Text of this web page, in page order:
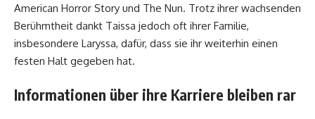
American Horror Story und The Nun. Trotz ihrer wachsenden
Berühmtheit dankt Taissa jedoch oft ihrer Familie,
insbesondere Laryssa, dafür, dass sie ihr weiterhin einen
festen Halt gegeben hat.
Informationen über ihre Karriere bleiben rar